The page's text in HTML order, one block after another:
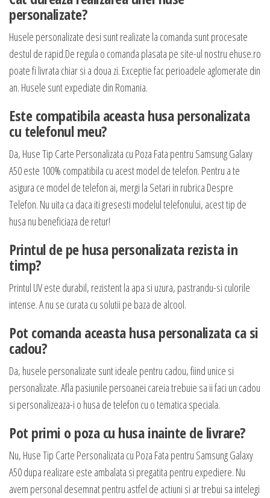
personalizate?
Husele personalizate desi sunt realizate la comanda sunt procesate
destul de rapid.De regula o comanda plasata pe site-ul nostru ehuse.ro
poate fi livrata chiar si a doua zi. Exceptie fac perioadele aglomerate din
an. Husele sunt expediate din Romania.
Este compatibila aceasta husa personalizata
cu telefonul meu?
Da, Huse Tip Carte Personalizata cu Poza Fata pentru Samsung Galaxy
A50 este 100% compatibila cu acest model de telefon. Pentru a te
asigura ce model de telefon ai, mergi la Setari in rubrica Despre
Telefon. Nu uita ca daca iti gresesti modelul telefonului, acest tip de
husa nu beneficiaza de retur!
Printul de pe husa personalizata rezista in
timp?
Printul UV este durabil, rezistent la apa si uzura, pastrandu-si culorile
intense. A nu se curata cu solutii pe baza de alcool.
Pot comanda aceasta husa personalizata ca si
cadou?
Da, husele personalizate sunt ideale pentru cadou, fiind unice si
personalizate. Afla pasiunile persoanei careia trebuie sa ii faci un cadou
si personalizeaza-i o husa de telefon cu o tematica speciala.
Pot primi o poza cu husa inainte de livrare?
Nu, Huse Tip Carte Personalizata cu Poza Fata pentru Samsung Galaxy
A50 dupa realizare este ambalata si pregatita pentru expediere. Nu
avem personal desemnat pentru astfel de actiuni si ar trebui sa intelegi